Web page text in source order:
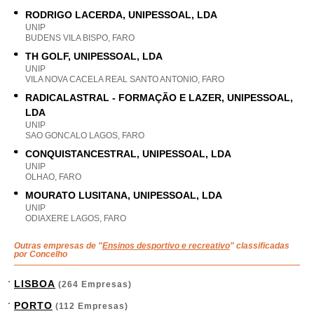
RODRIGO LACERDA, UNIPESSOAL, LDA
UNIP
BUDENS VILA BISPO, FARO
TH GOLF, UNIPESSOAL, LDA
UNIP
VILA NOVA CACELA REAL SANTO ANTONIO, FARO
RADICALASTRAL - FORMAÇÃO E LAZER, UNIPESSOAL,
LDA
UNIP
SAO GONCALO LAGOS, FARO
CONQUISTANCESTRAL, UNIPESSOAL, LDA
UNIP
OLHAO, FARO
MOURATO LUSITANA, UNIPESSOAL, LDA
UNIP
ODIAXERE LAGOS, FARO
Outras empresas de "Ensinos desportivo e recreativo" classificadas
por Concelho
LISBOA (264 Empresas)
PORTO (112 Empresas)